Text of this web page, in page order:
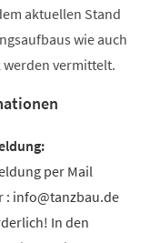
aktuellen Stand
wie auch
werden vermittelt.
per Mail
: info@tanzbau.de
In den